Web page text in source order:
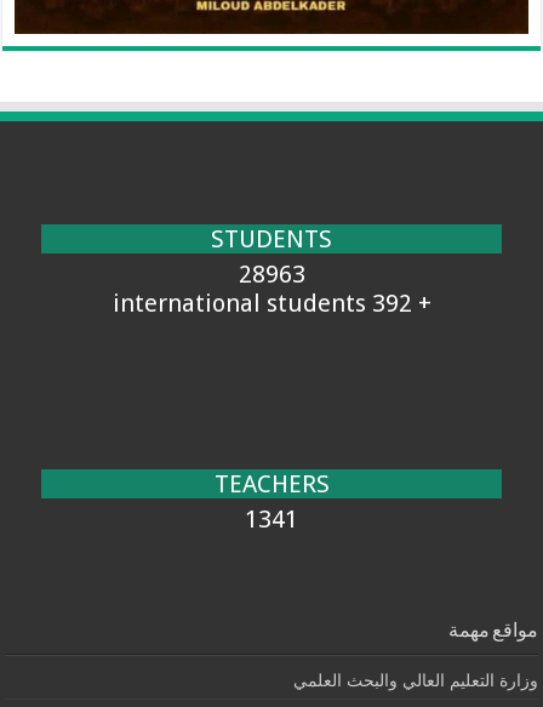
STUDENTS
28963
+ 392 international students
TEACHERS
1341
مواقع مهمة
وزارة التعليم العالي والبحث العلمي